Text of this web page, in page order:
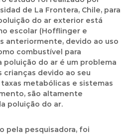
de La Frontera, Chile, para
do ar exterior está
escolar (Hofflinger e
anteriormente, devido ao uso
combustível para
do ar é um problema
crianças devido ao seu
metabólicas e sistemas
são altamente
poluição do ar.
pela pesquisadora, foi